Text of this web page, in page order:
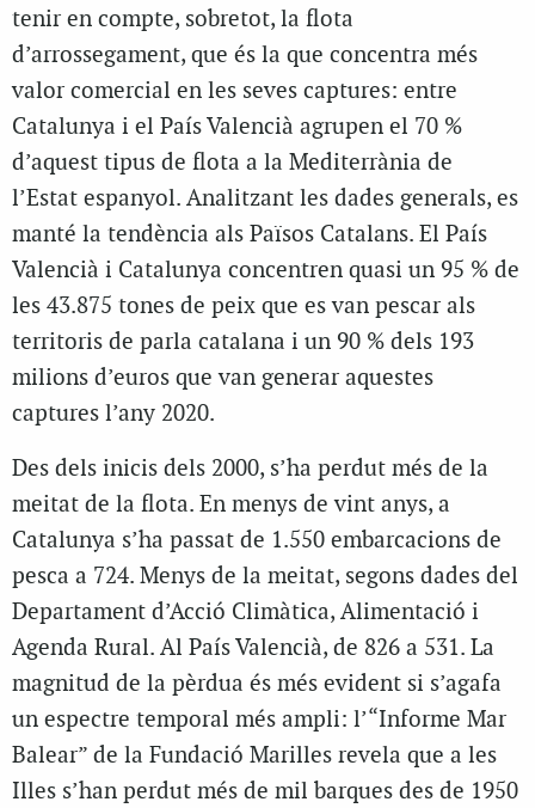
tenir en compte, sobretot, la flota
d’arrossegament, que és la que concentra més
valor comercial en les seves captures: entre
Catalunya i el País Valencià agrupen el 70 %
d’aquest tipus de flota a la Mediterrània de
l’Estat espanyol. Analitzant les dades generals, es
manté la tendència als Països Catalans. El País
Valencià i Catalunya concentren quasi un 95 % de
les 43.875 tones de peix que es van pescar als
territoris de parla catalana i un 90 % dels 193
milions d’euros que van generar aquestes
captures l’any 2020.
Des dels inicis dels 2000, s’ha perdut més de la
meitat de la flota. En menys de vint anys, a
Catalunya s’ha passat de 1.550 embarcacions de
pesca a 724. Menys de la meitat, segons dades del
Departament d’Acció Climàtica, Alimentació i
Agenda Rural. Al País Valencià, de 826 a 531. La
magnitud de la pèrdua és més evident si s’agafa
un espectre temporal més ampli: l’“Informe Mar
Balear” de la Fundació Marilles revela que a les
Illes s’han perdut més de mil barques des de 1950